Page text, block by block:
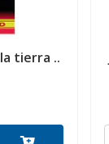
tierra ..